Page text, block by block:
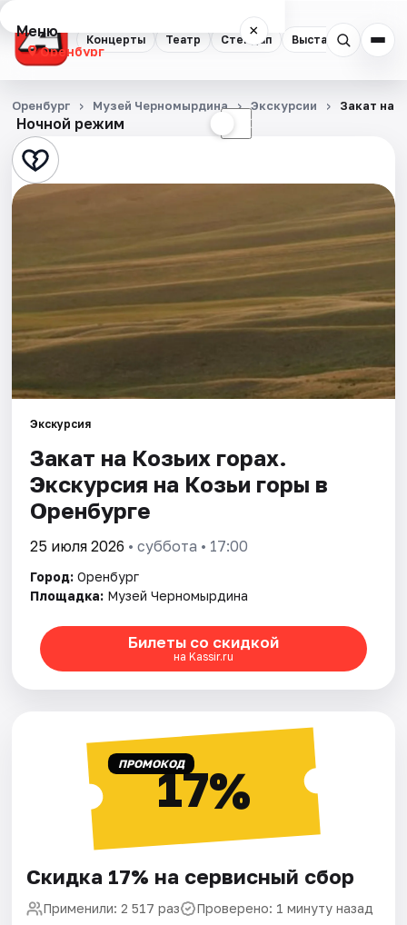
Концерты Театр Стендап Выставки
Меню ×
Оренбург
Концерты
Театр
Стендап
Квесты
Экскурсии
Спорт
События
Города
Площадки
Артисты
Рейтинги
Ночной режим ☾
Оренбург Музей Черномырдина Экскурсии Закат на
Экскурсия
Закат на Козьих горах.
Экскурсия на Козьи горы в
Оренбурге
25 июля 2026 • суббота • 17:00
Город: Оренбург
Площадка: Музей Черномырдина
Билеты со скидкой
на Kassir.ru
ПРОМОКОД17%
Скидка 17% на сервисный сбор
Применили: 2 517 раз Проверено: 1 минуту назад